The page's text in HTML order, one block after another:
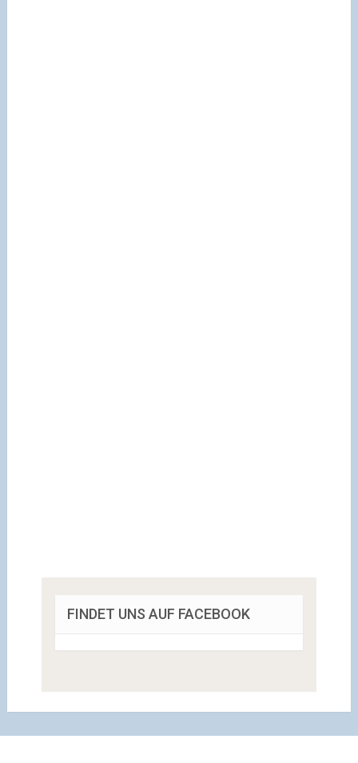
FINDET UNS AUF FACEBOOK